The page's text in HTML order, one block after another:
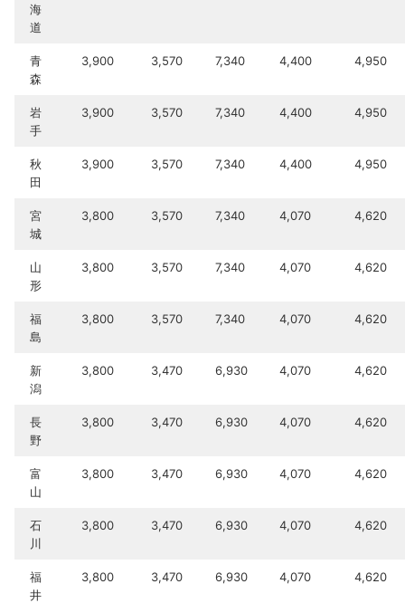
海
道
青
森
3,900 3,570 7,340 4,400 4,950
岩
手
3,900 3,570 7,340 4,400 4,950
秋
田
3,900 3,570 7,340 4,400 4,950
宮
城
3,800 3,570 7,340 4,070 4,620
山
形
3,800 3,570 7,340 4,070 4,620
福
島
3,800 3,570 7,340 4,070 4,620
新
潟
3,800 3,470 6,930 4,070 4,620
長
野
3,800 3,470 6,930 4,070 4,620
富
山
3,800 3,470 6,930 4,070 4,620
石
川
3,800 3,470 6,930 4,070 4,620
福
井
3,800 3,470 6,930 4,070 4,620